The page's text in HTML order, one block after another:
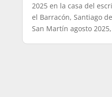
2025 en la casa del
el Barracón, Santiago
San Martín agosto 2025,